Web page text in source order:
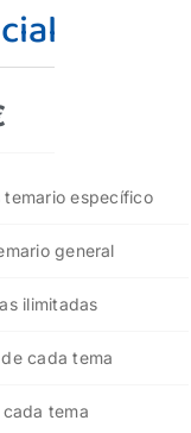
temario específico
general
ilimitadas
cada tema
tema